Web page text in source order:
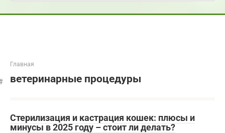
Главная
ветеринарные процедуры
Стерилизация и кастрация кошек: плюсы и
минусы в 2025 году – стоит ли делать?